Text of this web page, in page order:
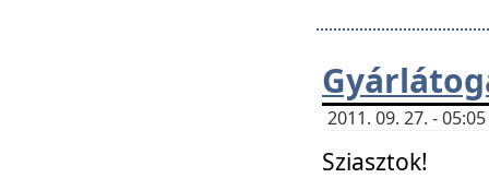
2011. 09. 27. -
Sziasztok!